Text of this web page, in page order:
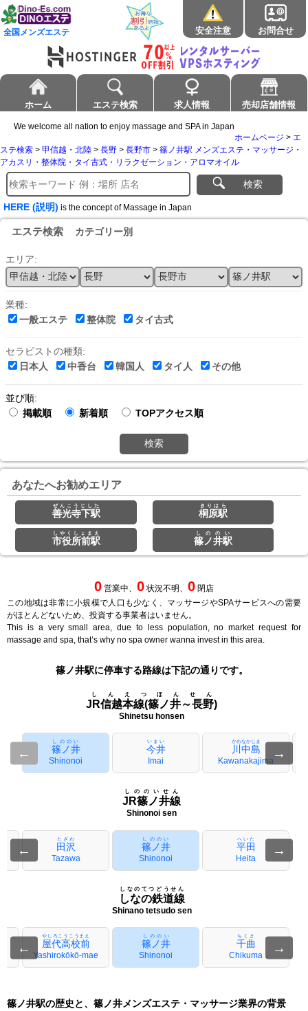
全国メンズエステ 安全注意 お問合せ
ホーム エステ検索 求人情報 売却店舗情報
We welcome all nation to enjoy massage and SPA in Japan
ホームページ > エ
ステ検索 > 甲信越・北陸 > 長野 > 長野市 > 篠ノ井駅 メンズエステ・マッサージ・
アカスリ・整体院・タイ古式・リラクゼーション・アロマオイル
検索
HERE (説明) is the concept of Massage in Japan
エステ検索 カテゴリー別
エリア:
業種:
一般エステ
整体院 タイ古式
セラピストの種類:
日本人
中香台 韓国人 タイ人 その他
並び順:
掲載順
新着順 TOPアクセス順
検索
あなたへお勧めエリア
善光寺下駅
ぜんこうじした
桐原駅
きりはら
市役所前駅
しやくしょまえ
篠ノ井駅
しののい
0 営業中、 0 状況不明、 0 閉店
この地域は非常に小規模で人口も少なく、マッサージやSPAサービスへの需要
がほとんどないため、投資する事業者はいません。
This is a very small area, due to less population, no market request for
massage and spa, that’s why no spa owner wanna invest in this area.
篠ノ井駅に停車する路線は下記の通りです。
JR信越本線(篠ノ井～長野)
しんえつほんせん
Shinetsu honsen
← 篠ノ井
しののい
Shinonoi
今井
いまい
Imai
川中島
かわなかじま
Kawanakajima
→
JR篠ノ井線
しののいせん
Shinonoi sen
← 田沢
たざわ
Tazawa
篠ノ井
しののい
Shinonoi
平田
へいた
Heita
→
しなの鉄道線
しなのてつどうせん
Shinano tetsudo sen
← 屋代高校前
やしろこうこうまえ
Yashirokōkō-mae
篠ノ井
しののい
Shinonoi
千曲
ちくま
Chikuma
→
篠ノ井駅の歴史と、篠ノ井メンズエステ・マッサージ業界の背景